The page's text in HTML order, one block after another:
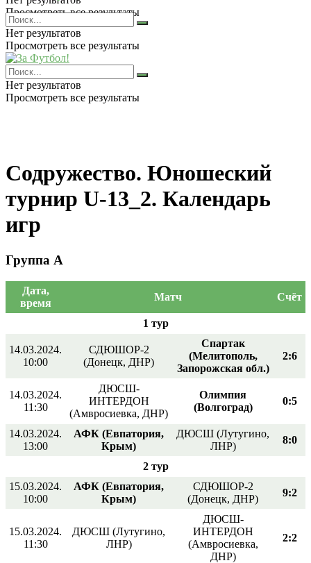
Просмотреть все результаты
Нет результатов
Просмотреть все результаты
Нет результатов
Просмотреть все результаты
Содружество. Юношеский
турнир U-13_2. Календарь
игр
Группа А
Дата,
время
Матч Счёт
1 тур
14.03.2024.
10:00
СДЮШОР-2
(Донецк, ДНР)
Спартак
(Мелитополь,
Запорожская обл.)
2:6
14.03.2024.
11:30
ДЮСШ-
ИНТЕРДОН
(Амвросиевка, ДНР)
Олимпия
(Волгоград)
0:5
14.03.2024.
13:00
АФК (Евпатория,
Крым)
ДЮСШ (Лутугино,
ЛНР)
8:0
2 тур
15.03.2024.
10:00
АФК (Евпатория,
Крым)
СДЮШОР-2
(Донецк, ДНР)
9:2
15.03.2024.
11:30
ДЮСШ (Лутугино,
ЛНР)
ДЮСШ-
ИНТЕРДОН
(Амвросиевка,
ДНР)
2:2